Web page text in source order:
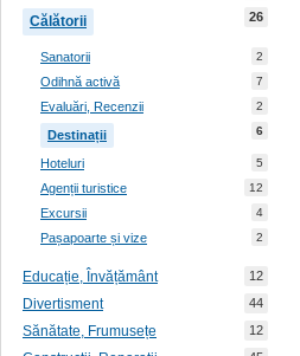
Călătorii 26
Sanatorii 2
Odihnă activă 7
Evaluări, Recenzii 2
Destinații 6
Hoteluri 5
Agenții turistice 12
Excursii 4
Pașapoarte și vize 2
Educație, Învățământ 12
Divertisment 44
Sănătate, Frumusețe 12